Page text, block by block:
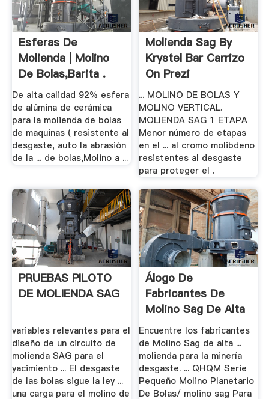
Esferas De
Molienda | Molino
De Bolas,Barita .
De alta calidad 92% esfera
de alúmina de cerámica
para la molienda de bolas
de maquinas ( resistente al
desgaste, auto la abrasión
de la ... de bolas,Molino a ...
Molienda Sag By
Krystel Bar Carrizo
On Prezi
... MOLINO DE BOLAS Y
MOLINO VERTICAL.
MOLIENDA SAG 1 ETAPA
Menor número de etapas
en el ... al cromo molibdeno
resistentes al desgaste
para proteger el .
PRUEBAS PILOTO
DE MOLIENDA SAG
variables relevantes para el
diseño de un circuito de
molienda SAG para el
yacimiento ... El desgaste
de las bolas sigue la ley ...
una carga para el molino de
Álogo De
Fabricantes De
Molino Sag De Alta
.
Encuentre los fabricantes
de Molino Sag de alta ...
molienda para la minería
desgaste. ... QHQM Serie
Pequeño Molino Planetario
De Bolas/ molino sag Para